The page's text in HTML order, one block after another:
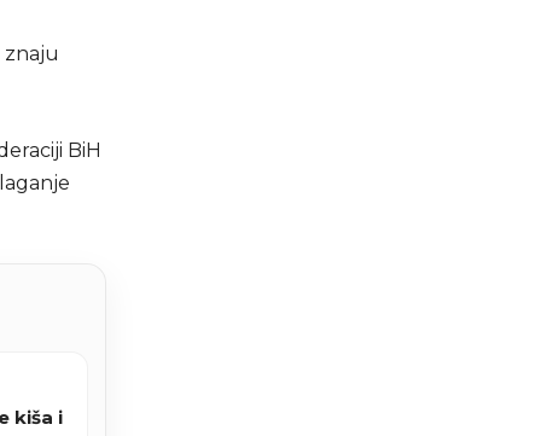
znaju
BiH
kiša i